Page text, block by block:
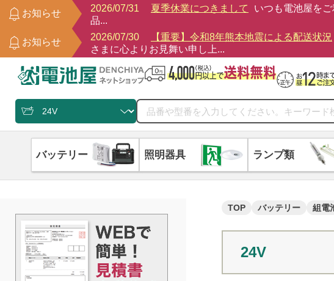
お知らせ
2026/07/31 夏季休業につきまして
いつも電池屋を
品...
お知らせ
2026/07/30 【重要】令和8年熊本地震による配送状況
さまに心よりお見舞い申し上...
バッテリー 照明器具 ランプ類
TOP バッテリー 組電
24V